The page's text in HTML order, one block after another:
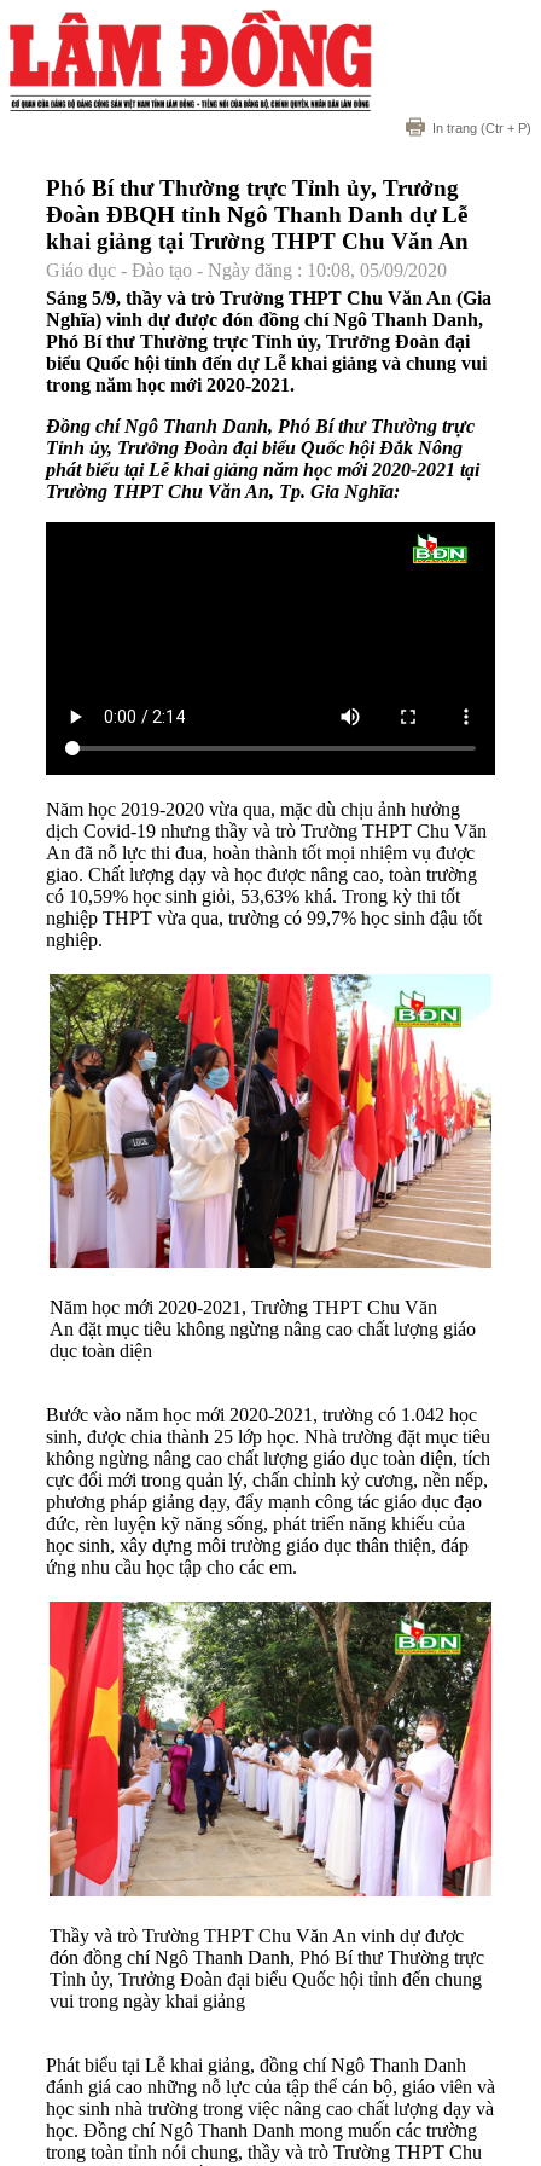
In trang (Ctr + P)
Phó Bí thư Thường trực Tỉnh ủy, Trưởng
Đoàn ĐBQH tỉnh Ngô Thanh Danh dự Lễ
khai giảng tại Trường THPT Chu Văn An
Giáo dục - Đào tạo - Ngày đăng : 10:08, 05/09/2020
Sáng 5/9, thầy và trò Trường THPT Chu Văn An (Gia
Nghĩa) vinh dự được đón đồng chí Ngô Thanh Danh,
Phó Bí thư Thường trực Tỉnh ủy, Trưởng Đoàn đại
biểu Quốc hội tỉnh đến dự Lễ khai giảng và chung vui
trong năm học mới 2020-2021.
Đồng chí Ngô Thanh Danh, Phó Bí thư Thường trực
Tỉnh ủy, Trưởng Đoàn đại biểu Quốc hội Đắk Nông
phát biểu tại Lễ khai giảng năm học mới 2020-2021 tại
Trường THPT Chu Văn An, Tp. Gia Nghĩa:
Năm học 2019-2020 vừa qua, mặc dù chịu ảnh hưởng
dịch Covid-19 nhưng thầy và trò Tr­ường THPT Chu Văn
An đã nỗ lực thi đua, hoàn thành tốt mọi nhiệm vụ đ­ược
giao. Chất lượng dạy và học được nâng cao, toàn trường
có 10,59% học sinh giỏi, 53,63% khá. Trong kỳ thi tốt
nghiệp THPT vừa qua, trường có 99,7% học sinh đậu tốt
nghiệp.
Năm học mới 2020-2021, Trường THPT Chu Văn
An đặt mục tiêu không ngừng nâng cao chất lượng giáo
dục toàn diện
Bước vào năm học mới 2020-2021, tr­ường có 1.042 học
sinh, được chia thành 25 lớp học. Nhà trường đặt mục tiêu
không ngừng nâng cao chất lượng giáo dục toàn diện, tích
cực đổi mới trong quản lý, chấn chỉnh kỷ cương, nền nếp,
phương pháp giảng dạy, đẩy mạnh công tác giáo dục đạo
đức, rèn luyện kỹ năng sống, phát triển năng khiếu của
học sinh, xây dựng môi trường giáo dục thân thiện, đáp
ứng nhu cầu học tập cho các em.
Thầy và trò Trường THPT Chu Văn An vinh dự được
đón đồng chí Ngô Thanh Danh, Phó Bí thư Thường trực
Tỉnh ủy, Trưởng Đoàn đại biểu Quốc hội tỉnh đến chung
vui trong ngày khai giảng
Phát biểu tại Lễ khai giảng, đồng chí Ngô Thanh Danh
đánh giá cao những nỗ lực của tập thể cán bộ, giáo viên và
học sinh nhà trường trong việc nâng cao chất lượng dạy và
học. Đồng chí Ngô Thanh Danh mong muốn các trường
trong toàn tỉnh nói chung, thầy và trò Trường THPT Chu